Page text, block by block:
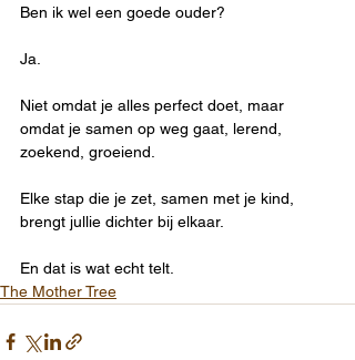
Ben ik wel een goede ouder?
Ja.
Niet omdat je alles perfect doet, maar
omdat je samen op weg gaat, lerend,
zoekend, groeiend.
Elke stap die je zet, samen met je kind,
brengt jullie dichter bij elkaar.
En dat is wat echt telt.
The Mother Tree